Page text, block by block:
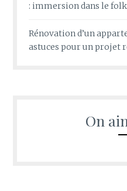
: immersion dans le
Rénovation d’un
astuces pour un projet
On